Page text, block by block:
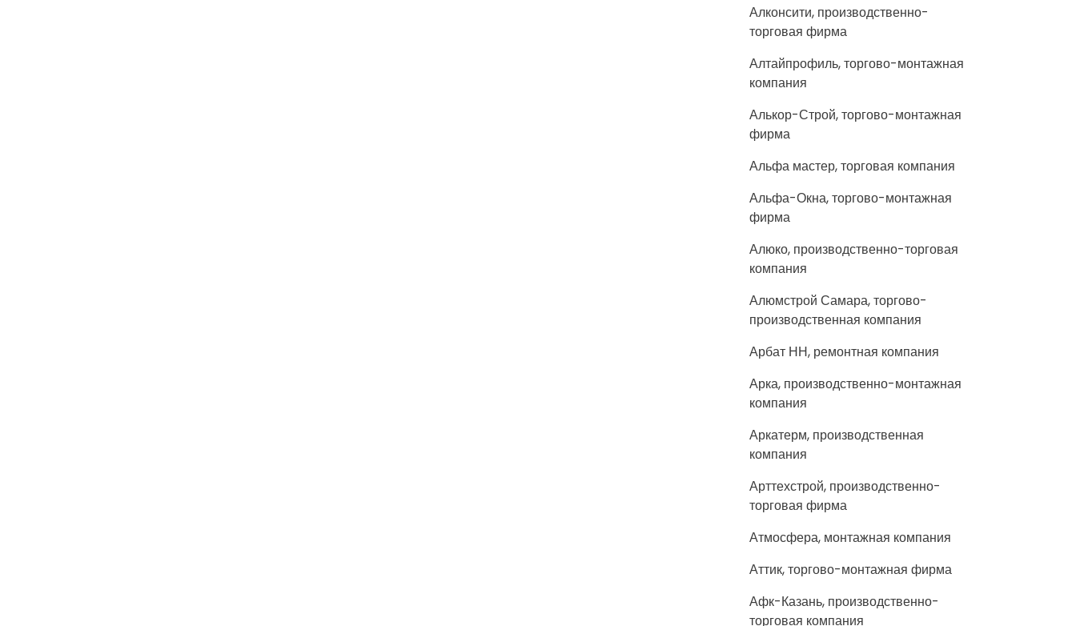
Алконсити, производственно-
торговая фирма
Алтайпрофиль, торгово-монтажная
компания
Алькор-Строй, торгово-монтажная
фирма
Альфа мастер, торговая компания
Альфа-Окна, торгово-монтажная
фирма
Алюко, производственно-торговая
компания
Алюмстрой Самара, торгово-
производственная компания
Арбат НН, ремонтная компания
Арка, производственно-монтажная
компания
Аркатерм, производственная
компания
Арттехстрой, производственно-
торговая фирма
Атмосфера, монтажная компания
Аттик, торгово-монтажная фирма
Афк-Казань, производственно-
торговая компания